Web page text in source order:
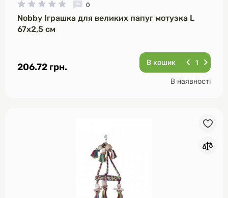
0
Nobby Іграшка для великих папуг мотузка L
67х2,5 см
206.72 грн. В кошик
В наявності